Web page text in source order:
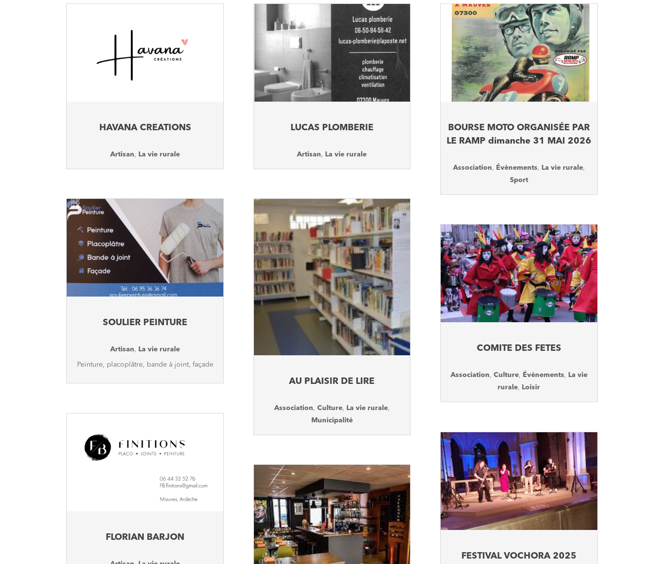
HAVANA CREATIONS
Artisan, La vie rurale
SOULIER PEINTURE
Artisan, La vie rurale
Peinture, placoplâtre, bande à joint, façade
FLORIAN BARJON
LUCAS PLOMBERIE
Artisan, La vie rurale
AU PLAISIR DE LIRE
Association, Culture, La vie rurale,
Municipalité
BOURSE MOTO ORGANISÉE PAR
LE RAMP dimanche 31 MAI 2026
Association, Évènements, La vie rurale,
Sport
COMITE DES FETES
Association, Culture, Évènements, La vie
rurale, Loisir
FESTIVAL VOCHORA 2025